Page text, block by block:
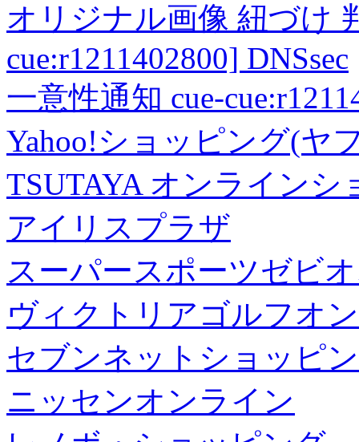
オリジナル画像 紐づけ
cue:r1211402800] DNSsec
一意性通知 cue-
Yahoo!ショッピング(ヤ
TSUTAYA オンラインシ
アイリスプラザ
スーパースポーツゼビ
ヴィクトリアゴルフオ
セブンネットショッピ
ニッセンオンライン